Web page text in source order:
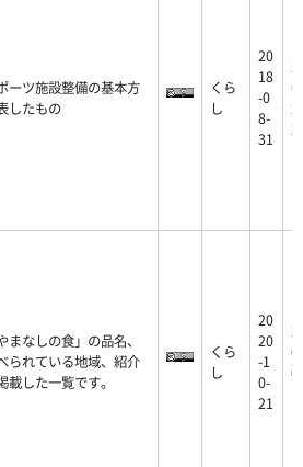
ーツ施設整備の基本方
したもの
くら
し
20
18
-0
8-
31
2
まなしの食」の品名、
られている地域、紹介
載した一覧です。
くら
し
20
20
-1
0-
21